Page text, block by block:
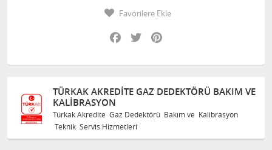
Favorilere Ekle
Facebook
Twitter
TÜRKAK AKREDITE GAZ DEDEKTÖRÜ BAKIM VE
KALIBRASYON
Türkak Akredite Gaz Dedektörü Bakım ve Kalibrasyon
Teknik Servis Hizmetleri